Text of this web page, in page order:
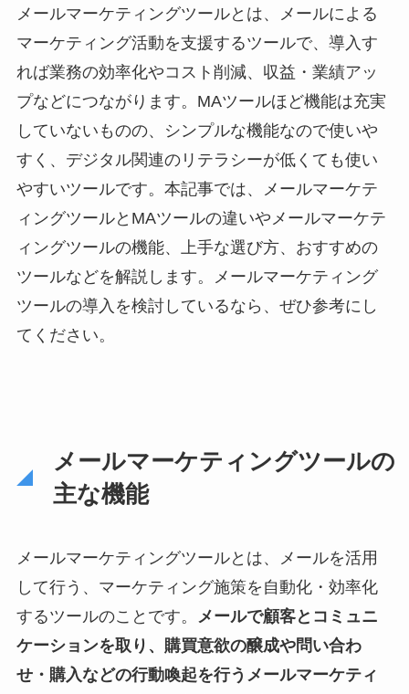
メールマーケティングツールとは、メールによる
マーケティング活動を支援するツールで、導入す
れば業務の効率化やコスト削減、収益・業績アッ
プなどにつながります。MAツールほど機能は充実
していないものの、シンプルな機能なので使いや
すく、デジタル関連のリテラシーが低くても使い
やすいツールです。本記事では、メールマーケテ
ィングツールとMAツールの違いやメールマーケテ
ィングツールの機能、上手な選び方、おすすめの
ツールなどを解説します。メールマーケティング
ツールの導入を検討しているなら、ぜひ参考にし
てください。
メールマーケティングツールの
主な機能
メールマーケティングツールとは、メールを活用
して行う、マーケティング施策を自動化・効率化
するツールのことです。 メールで顧客とコミュニ
ケーションを取り、購買意欲の醸成や問い合わ
せ・購入などの行動喚起を行うメールマーケティ